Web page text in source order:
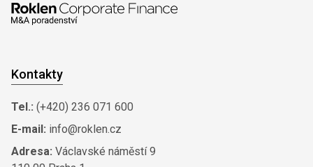
Kontakty
Tel.: (+420) 236 071 600
E-mail: info@roklen.cz
Adresa: Václavské náměstí 9